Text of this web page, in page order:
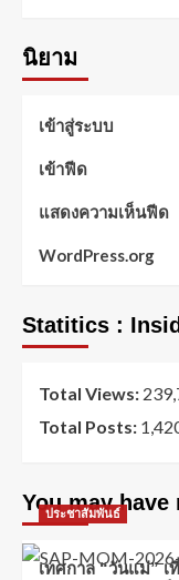
นิยาม
เข้าสู่ระบบ
เข้าฟีด
แสดงความเห็นฟีด
WordPress.org
Statitics :
Total Views:
Total Posts:
You may have
ประชาสัมพันธ์
เทศกาล “วันแม่”